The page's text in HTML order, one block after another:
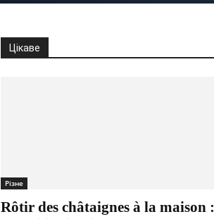
Цікаве
Різне
Rôtir des châtaignes à la maison :